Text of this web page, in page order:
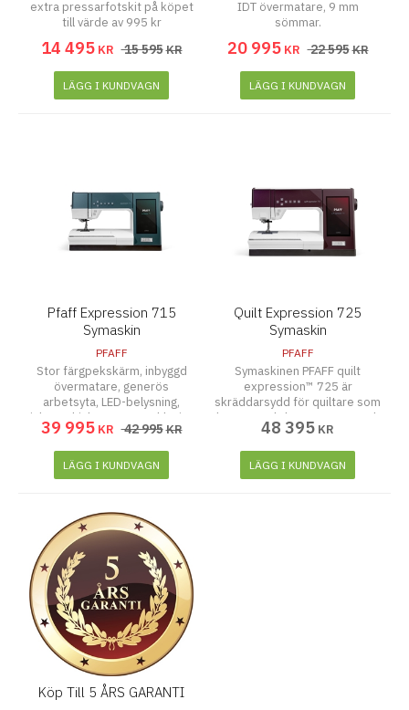
extra pressarfotskit på köpet
till värde av 995 kr
14 495 KR 15 595KR
LÄGG I KUNDVAGN
IDT övermatare, 9 mm
sömmar.
20 995 KR 22 595KR
LÄGG I KUNDVAGN
Pfaff Expression 715
Symaskin
PFAFF
Stor färgpekskärm, inbyggd
övermatare, generös
arbetsyta, LED-belysning,
inbyggt hjälpsystem, exklusiva
PFAFF®-tekniker mm
39 995 KR 42 995KR
LÄGG I KUNDVAGN
Quilt Expression 725
Symaskin
PFAFF
Symaskinen PFAFF quilt
expression™ 725 är
skräddarsydd för quiltare som
kräver exakthet, utrymme och
kontroll.
48 395 KR
LÄGG I KUNDVAGN
Köp Till 5 ÅRS GARANTI